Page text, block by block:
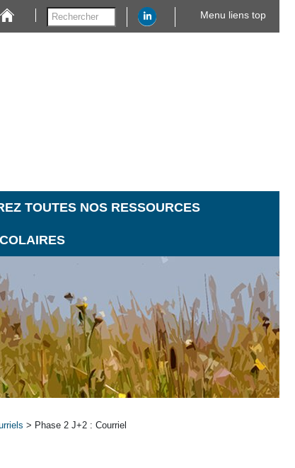
Menu liens top
TOUTES NOS RESSOURCES
> Phase 2 J+2 : Courriel